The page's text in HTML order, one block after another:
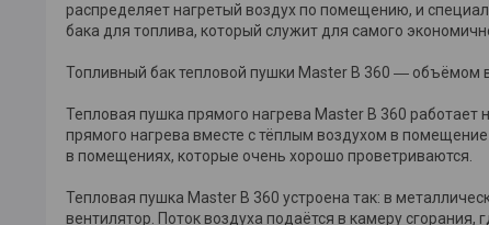
распределяет нагретый воздух по помещению, и
бака для топлива, который служит для самого
Топливный бак тепловой пушки Master B 360 ― объёмом
Тепловая пушка прямого нагрева Master B 360 работает
прямого нагрева вместе с тёплым воздухом в
в помещениях, которые очень хорошо проветриваются.
Тепловая пушка Master B 360 устроена так: в
вентилятор. Поток воздуха подаётся в камеру сгорания,